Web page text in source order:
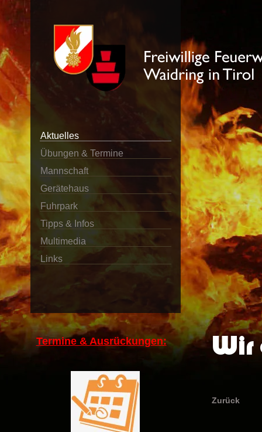
Aktuelles
Übungen & Termine
Mannschaft
Gerätehaus
Fuhrpark
Tipps & Infos
Multimedia
Links
Termine & Ausrückungen: Wir
Zurück